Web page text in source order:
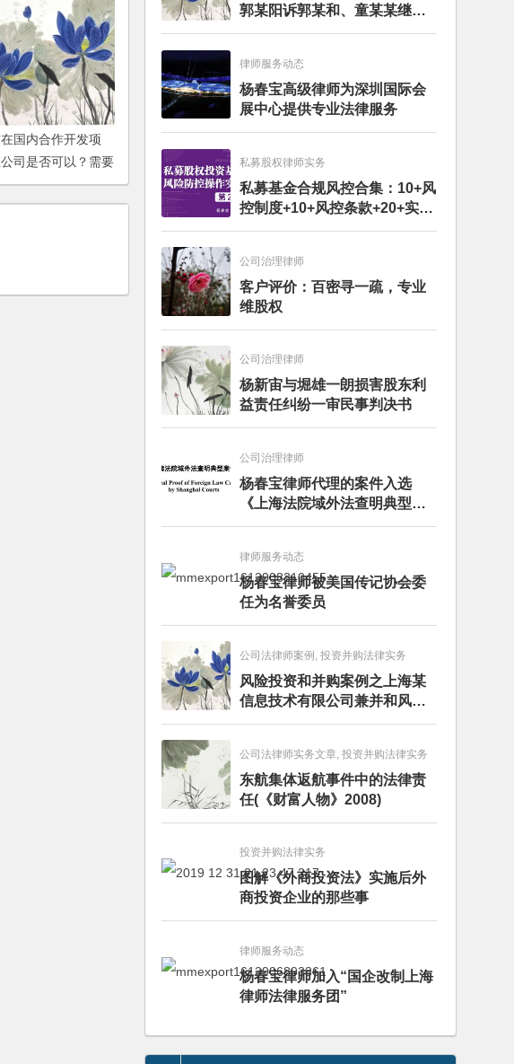
国内合作开发项
司是否可以？需要
？
郭某阳诉郭某和、童某某继承
纠纷案
律师服务动态
杨春宝高级律师为深圳国际会
展中心提供专业法律服务
私募股权律师实务
私募基金合规风控合集：10+风
控制度+10+风控条款+20+实务
文章+每月动态
公司治理律师
客户评价：百密寻一疏，专业
维股权
公司治理律师
杨新宙与堀雄一朗损害股东利
益责任纠纷一审民事判决书
公司治理律师
杨春宝律师代理的案件入选
《上海法院域外法查明典型案
例》
律师服务动态
杨春宝律师被美国传记协会委
任为名誉委员
公司法律师案例, 投资并购法律实务
风险投资和并购案例之上海某
信息技术有限公司兼并和风险
投资服务
公司法律师实务文章, 投资并购法律实务
东航集体返航事件中的法律责
任(《财富人物》2008)
投资并购法律实务
图解《外商投资法》实施后外
商投资企业的那些事
律师服务动态
杨春宝律师加入“国企改制上海
律师法律服务团”